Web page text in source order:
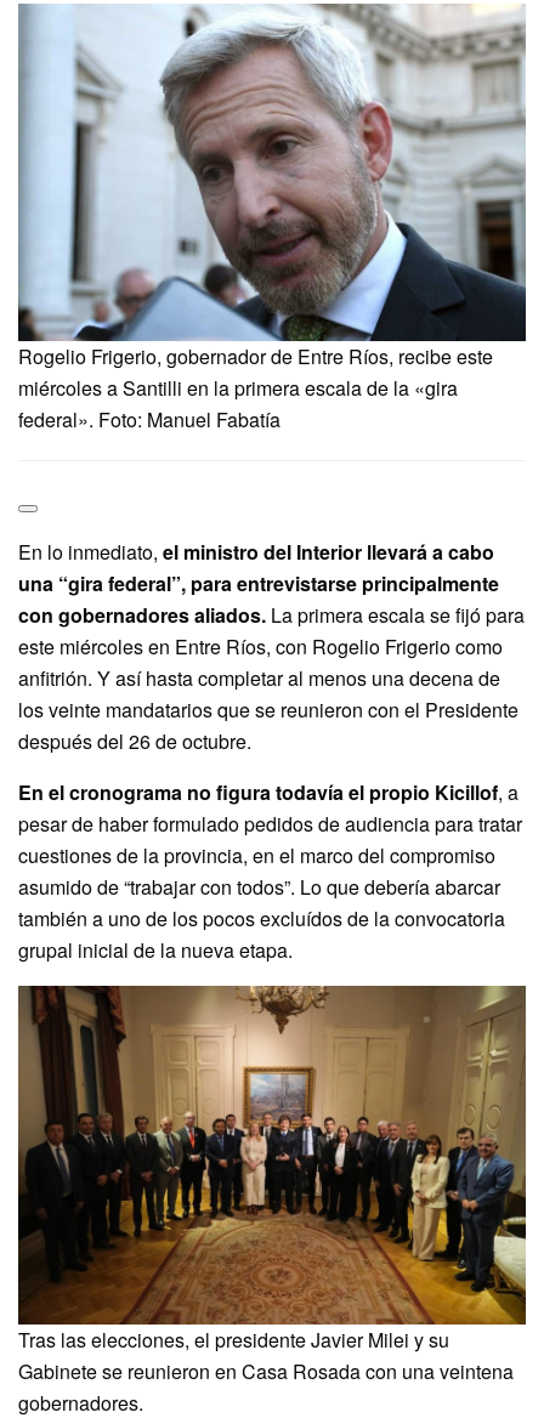
Rogelio Frigerio, gobernador de Entre Ríos, recibe este
miércoles a Santilli en la primera escala de la «gira
federal». Foto: Manuel Fabatía
En lo inmediato, el ministro del Interior llevará a cabo
una “gira federal”, para entrevistarse principalmente
con gobernadores aliados. La primera escala se fijó para
este miércoles en Entre Ríos, con Rogelio Frigerio como
anfitrión. Y así hasta completar al menos una decena de
los veinte mandatarios que se reunieron con el Presidente
después del 26 de octubre.
En el cronograma no figura todavía el propio Kicillof, a
pesar de haber formulado pedidos de audiencia para tratar
cuestiones de la provincia, en el marco del compromiso
asumido de “trabajar con todos”. Lo que debería abarcar
también a uno de los pocos excluídos de la convocatoria
grupal inicial de la nueva etapa.
Tras las elecciones, el presidente Javier Milei y su
Gabinete se reunieron en Casa Rosada con una veintena
gobernadores.